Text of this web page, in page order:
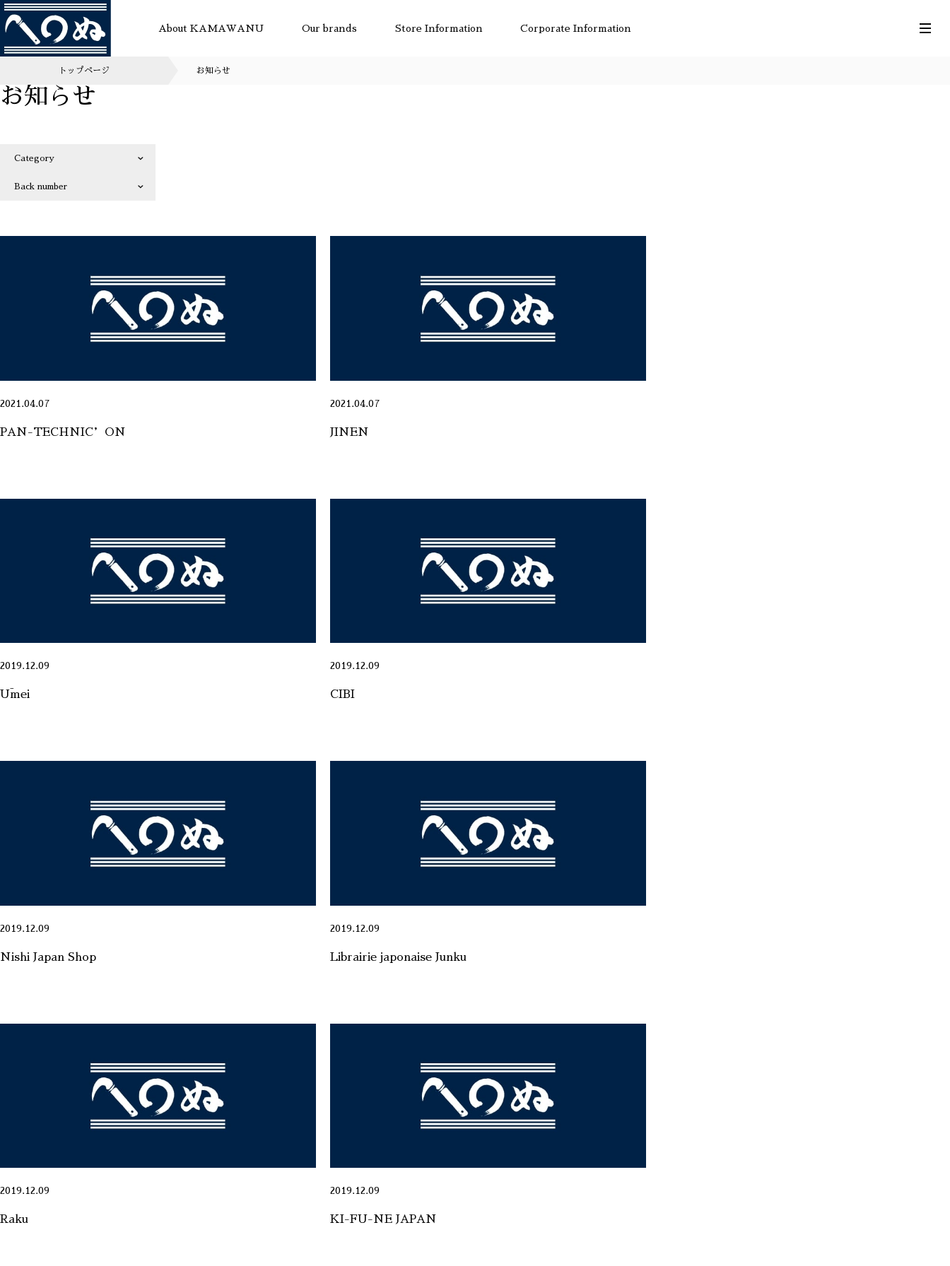
About KAMAWANU Our brands Store Information Corporate Information
トップページ お知らせ
お知らせ
Category
Back number
2021.04.07
PAN-TECHNIC’ON
2021.04.07
JINEN
2019.12.09
Ūmei
2019.12.09
CIBI
2019.12.09
Nishi Japan Shop
2019.12.09
Librairie japonaise Junku
2019.12.09
Raku
2019.12.09
KI-FU-NE JAPAN